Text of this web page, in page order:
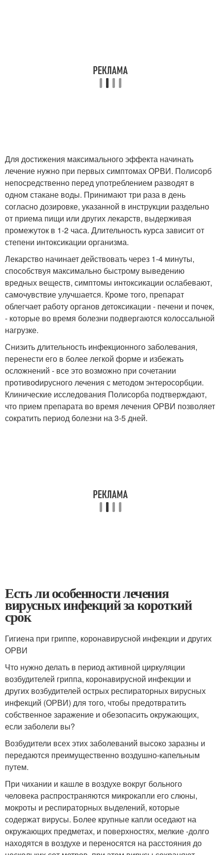
Для достижения максимального эффекта начинать
лечение нужно при первых симптомах ОРВИ. Полисорб
непосредственно перед употреблением разводят в
одном стакане воды. Принимают три раза в день
согласно дозировке, указанной в инструкции раздельно
от приема пищи или других лекарств, выдерживая
промежуток в 1-2 часа. Длительность курса зависит от
степени интоксикации организма.
Лекарство начинает действовать через 1-4 минуты,
способствуя максимально быстрому выведению
вредных веществ, симптомы интоксикации ослабевают,
самочувствие улучшается. Кроме того, препарат
облегчает работу органов детоксикации - печени и почек,
- которые во время болезни подвергаются колоссальной
нагрузке.
Снизить длительность инфекционного заболевания,
перенести его в более легкой форме и избежать
осложнений - все это возможно при сочетании
противоdирусного лечения с методом энтеросорбции.
Клинические исследования Полисорба подтверждают,
что прием препарата во время лечения ОРВИ позволяет
сократить период болезни на 3-5 дней.
Есть ли особенности лечения
вирусных инфекций за короткий
срок
Гигиена при гриппе, коронавирусной инфекции и других
ОРВИ
Что нужно делать в период активной циркуляции
возбудителей гриппа, коронавирусной инфекции и
других возбудителей острых респираторных вирусных
инфекций (ОРВИ) для того, чтобы предотвратить
собственное заражение и обезопасить окружающих,
если заболели вы?
Возбудители всех этих заболеваний высоко заразны и
передаются преимущественно воздушно-капельным
путем.
При чихании и кашле в воздухе вокруг больного
человека распространяются микрокапли его слюны,
мокроты и респираторных выделений, которые
содержат вирусы. Более крупные капли оседают на
окружающих предметах, и поверхностях, мелкие -долго
находятся в воздухе и переносятся на расстояния до